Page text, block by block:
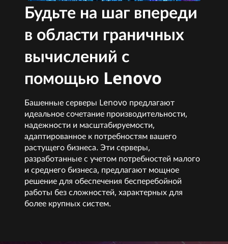
Будьте на шаг впереди
в области граничных
вычислений с
помощью Lenovo
Башенные серверы Lenovo предлагают
идеальное сочетание производительности,
надежности и масштабируемости,
адаптированное к потребностям вашего
растущего бизнеса. Эти серверы,
разработанные с учетом потребностей малого
и среднего бизнеса, предлагают мощное
решение для обеспечения бесперебойной
работы без сложностей, характерных для
более крупных систем.